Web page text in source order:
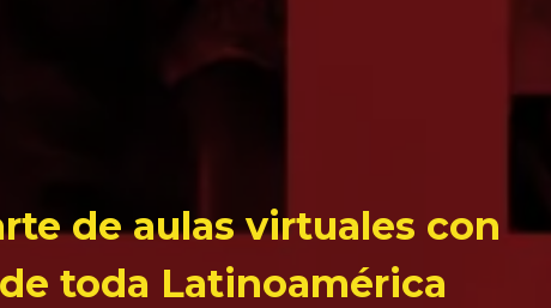
de aulas virtuales con
toda Latinoamérica